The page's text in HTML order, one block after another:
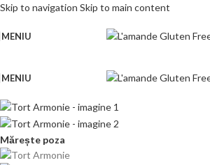
Skip to navigation Skip to main content
MENIU
MENIU
Mărește poza